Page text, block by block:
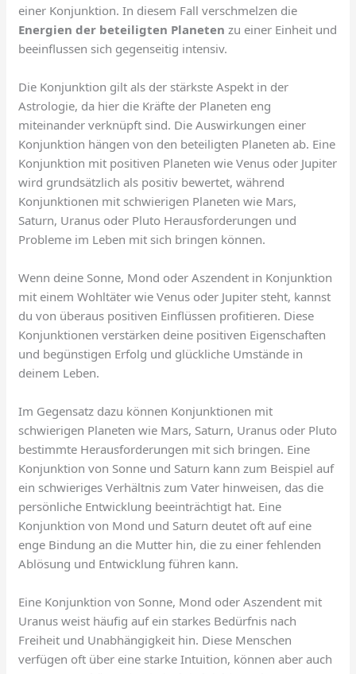
einer Konjunktion. In diesem Fall verschmelzen die
Energien der beteiligten Planeten zu einer Einheit und
beeinflussen sich gegenseitig intensiv.
Die Konjunktion gilt als der stärkste Aspekt in der
Astrologie, da hier die Kräfte der Planeten eng
miteinander verknüpft sind. Die Auswirkungen einer
Konjunktion hängen von den beteiligten Planeten ab. Eine
Konjunktion mit positiven Planeten wie Venus oder Jupiter
wird grundsätzlich als positiv bewertet, während
Konjunktionen mit schwierigen Planeten wie Mars,
Saturn, Uranus oder Pluto Herausforderungen und
Probleme im Leben mit sich bringen können.
Wenn deine Sonne, Mond oder Aszendent in Konjunktion
mit einem Wohltäter wie Venus oder Jupiter steht, kannst
du von überaus positiven Einflüssen profitieren. Diese
Konjunktionen verstärken deine positiven Eigenschaften
und begünstigen Erfolg und glückliche Umstände in
deinem Leben.
Im Gegensatz dazu können Konjunktionen mit
schwierigen Planeten wie Mars, Saturn, Uranus oder Pluto
bestimmte Herausforderungen mit sich bringen. Eine
Konjunktion von Sonne und Saturn kann zum Beispiel auf
ein schwieriges Verhältnis zum Vater hinweisen, das die
persönliche Entwicklung beeinträchtigt hat. Eine
Konjunktion von Mond und Saturn deutet oft auf eine
enge Bindung an die Mutter hin, die zu einer fehlenden
Ablösung und Entwicklung führen kann.
Eine Konjunktion von Sonne, Mond oder Aszendent mit
Uranus weist häufig auf ein starkes Bedürfnis nach
Freiheit und Unabhängigkeit hin. Diese Menschen
verfügen oft über eine starke Intuition, können aber auch